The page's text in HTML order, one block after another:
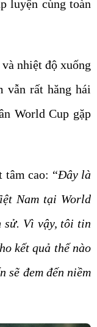
luyện cùng toàn
nhiệt độ xuống
vẫn rất hăng hái
World Cup gặp
tâm cao: “Đây là
Nam tại World
sử. Vì vậy, tôi tin
kết quả thế nào
sẽ đem đến niềm